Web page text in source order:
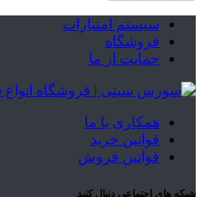
سیستم امتیازات
فروشگاه
حمایت از ما
همکاری با ما
قوانین خرید
قوانین فروش
شبکه های اجتماعی دنبال کنید